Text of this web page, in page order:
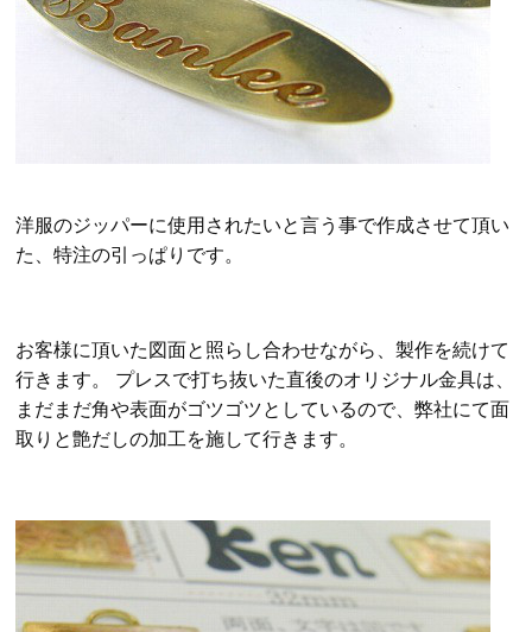
洋服のジッパーに使用されたいと言う事で作成させて頂い
た、特注の引っぱりです。
お客様に頂いた図面と照らし合わせながら、製作を続けて
行きます。 プレスで打ち抜いた直後のオリジナル金具は、
まだまだ角や表面がゴツゴツとしているので、弊社にて面
取りと艶だしの加工を施して行きます。